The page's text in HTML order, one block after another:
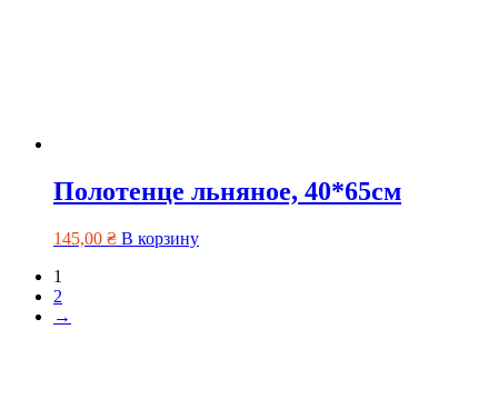
Полотенце льняное, 40*65см
145,00 ₴ В корзину
1
2
→